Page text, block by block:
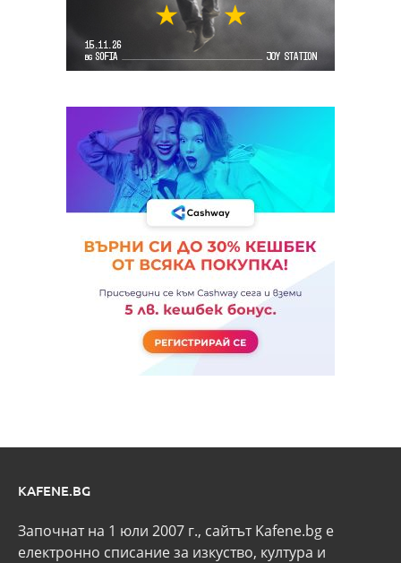
KAFENE.BG
Започнат на 1 юли 2007 г., сайтът Kafene.bg e
eлектронно списание за изкуство, култура и